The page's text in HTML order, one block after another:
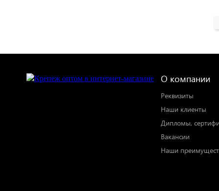
О компании
Реквизиты
Наши клиенты
Дипломы,
Вакансии
Наши